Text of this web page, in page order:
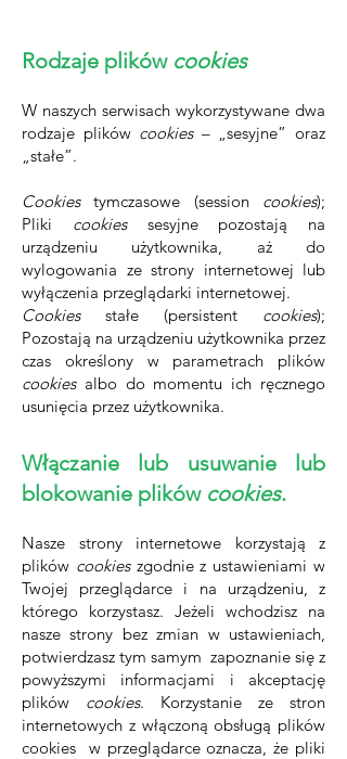
Rodzaje plików cookies
W naszych serwisach wykorzystywane dwa
rodzaje plików cookies – „sesyjne” oraz
„stałe”.
Cookiestymczasowe (session cookies);
Pliki cookies sesyjne pozostają na
urządzeniu użytkownika, aż do
wylogowania ze strony internetowej lub
wyłączenia przeglądarki internetowej.
Cookies stałe (persistent cookies);
Pozostają na urządzeniu użytkownika przez
czas określony w parametrach plików
cookiesalbo do momentu ich ręcznego
usunięcia przez użytkownika.
Włączanie lub usuwanie lub
blokowanie plików cookies.
Nasze strony internetowe korzystają z
plików cookies zgodnie z ustawieniami w
Twojej przeglądarce i na urządzeniu, z
którego korzystasz. Jeżeli wchodzisz na
nasze strony bez zmian w ustawieniach,
potwierdzasz tym samym zapoznanie się z
powyższymi informacjami i akceptację
plików cookies. Korzystanie ze stron
internetowych z włączoną obsługą plików
cookies w przeglądarce oznacza, że pliki